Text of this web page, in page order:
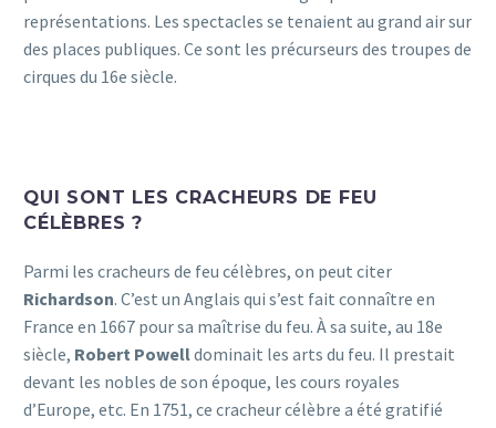
représentations. Les spectacles se tenaient au grand air sur
des places publiques. Ce sont les précurseurs des troupes de
cirques du 16e siècle.
QUI SONT LES CRACHEURS DE FEU
CÉLÈBRES ?
Parmi les cracheurs de feu célèbres, on peut citer
Richardson. C’est un Anglais qui s’est fait connaître en
France en 1667 pour sa maîtrise du feu. À sa suite, au 18e
siècle, Robert Powelldominait les arts du feu. Il prestait
devant les nobles de son époque, les cours royales
d’Europe, etc. En 1751, ce cracheur célèbre a été gratifié